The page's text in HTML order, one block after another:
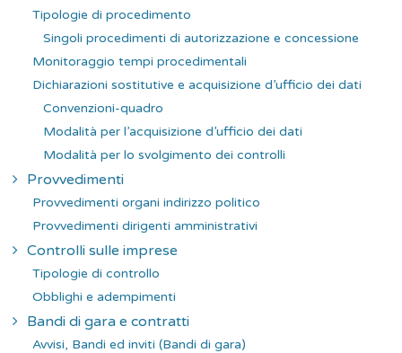
Tipologie di procedimento
Singoli procedimenti di autorizzazione e concessione
Monitoraggio tempi procedimentali
Dichiarazioni sostitutive e acquisizione d’ufficio dei dati
Convenzioni-quadro
Modalità per l’acquisizione d’ufficio dei dati
Modalità per lo svolgimento dei controlli
Provvedimenti
Provvedimenti organi indirizzo politico
Provvedimenti dirigenti amministrativi
Controlli sulle imprese
Tipologie di controllo
Obblighi e adempimenti
Bandi di gara e contratti
Avvisi, Bandi ed inviti (Bandi di gara)